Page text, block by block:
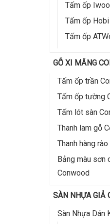
Tấm ốp
Tấm ốp
Tấm ốp
GỖ XI MĂNG
Tấm ốp trần
Tấm ốp tường
Tấm lót sàn
Thanh lam gỗ
Thanh hàng
Bảng màu sơn
Conwood
SÀN NHỰA GIẢ
Sàn Nhựa Dán